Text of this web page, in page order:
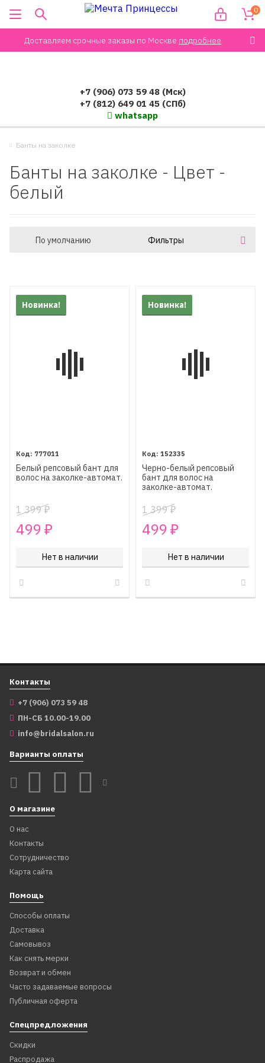
Доставляем срочные заказы по Москве подробнее.
0
+7 (906) 073 59 48 (Мск)
+7 (812) 649 01 45 (СПб)
whatsapp
Банты на заколке
Банты на заколке - Цвет -
белый
По умолчанию Фильтры
Новинка!
777011
Белый репсовый бант для
волос на заколке-автомат.
1 399₽
499 ₽
Нет в наличии
Новинка!
152335
Черно-белый репсовый
бант для волос на
заколке-автомат.
1 399₽
499 ₽
Нет в наличии
Контакты
+7 (906) 073 59 48
ПН-СБ 10.00-19.00
info@bridalsalon.ru
Варианты оплаты
О магазине
О нас
Контакты
Сотрудничество
Карта сайта
Помощь
Способы оплаты
Доставка
Самовывоз
Как снять мерки
Возврат и обмен
Часто задаваемые вопросы
Публичная оферта
Спецпредложения
Скидки
Распродажа